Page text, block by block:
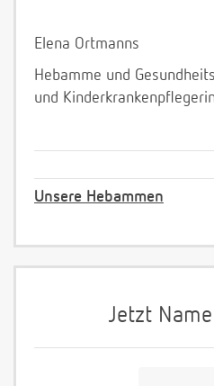
Elena Ortmanns
Hebamme und
und
Unsere Hebammen
Jetzt